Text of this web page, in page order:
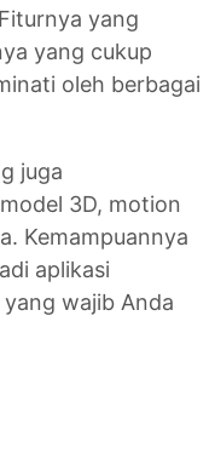
yang
yang cukup
oleh berbagai
juga
3D, motion
Kemampuannya
aplikasi
wajib Anda